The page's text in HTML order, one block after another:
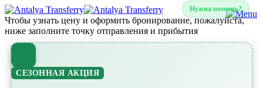
Нужна помощь?
Чтобы узнать цену и оформить бронирование, пожалуйста,
ниже заполните точку отправления и прибытия
СЕЗОННАЯ АКЦИЯ